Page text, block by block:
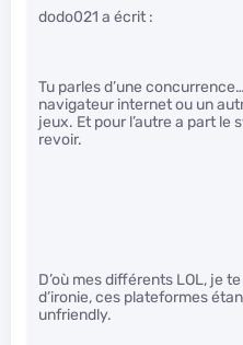
dodo021 a écrit :
Tu parles d’une
navigateur internet ou un
jeux. Et pour l’autre a part le
revoir.
D’où mes différents LOL, je
d’ironie, ces plateformes
unfriendly.